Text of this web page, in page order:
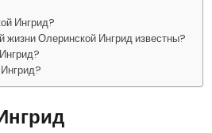
Ингрид?
жизни Олеринской Ингрид известны?